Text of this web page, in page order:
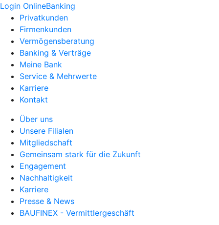
Login OnlineBanking
Privatkunden
Firmenkunden
Vermögensberatung
Banking & Verträge
Meine Bank
Service & Mehrwerte
Karriere
Kontakt
Über uns
Unsere Filialen
Mitgliedschaft
Gemeinsam stark für die Zukunft
Engagement
Nachhaltigkeit
Karriere
Presse & News
BAUFINEX - Vermittlergeschäft